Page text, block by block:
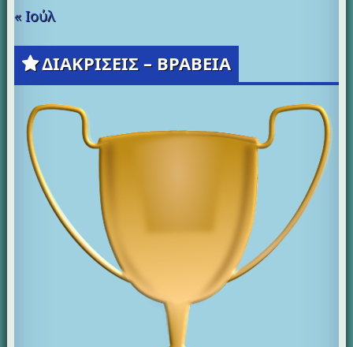
« Ιούλ
ΔΙΑΚΡΙΣΕΙΣ – ΒΡΑΒΕΙΑ